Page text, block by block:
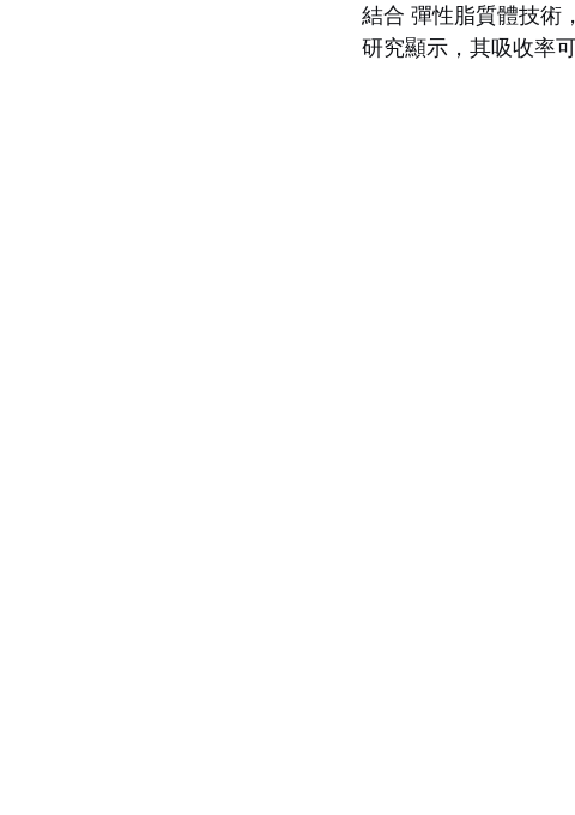
結合 彈性脂質體技術
研究顯示，其吸收率